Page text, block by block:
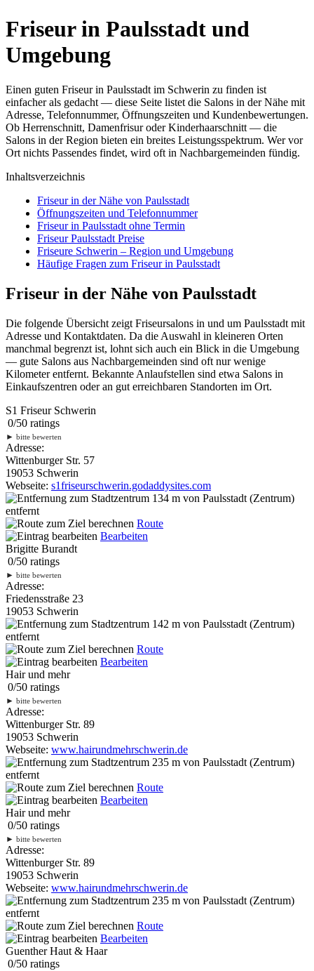
Friseur in Paulsstadt und
Umgebung
Einen guten Friseur in Paulsstadt im Schwerin zu finden ist
einfacher als gedacht — diese Seite listet die Salons in der Nähe mit
Adresse, Telefonnummer, Öffnungszeiten und Kundenbewertungen.
Ob Herrenschnitt, Damenfrisur oder Kinderhaarschnitt — die
Salons in der Region bieten ein breites Leistungsspektrum. Wer vor
Ort nichts Passendes findet, wird oft in Nachbargemeinden fündig.
Inhaltsverzeichnis
Friseur in der Nähe von Paulsstadt
Öffnungszeiten und Telefonnummer
Friseur in Paulsstadt ohne Termin
Friseur Paulsstadt Preise
Friseure Schwerin – Region und Umgebung
Häufige Fragen zum Friseur in Paulsstadt
Friseur in der Nähe von Paulsstadt
Die folgende Übersicht zeigt Friseursalons in und um Paulsstadt mit
Adresse und Kontaktdaten. Da die Auswahl in kleineren Orten
manchmal begrenzt ist, lohnt sich auch ein Blick in die Umgebung
— gute Salons aus Nachbargemeinden sind oft nur wenige
Kilometer entfernt. Bekannte Anlaufstellen sind etwa Salons in
Einkaufszentren oder an gut erreichbaren Standorten im Ort.
S1 Friseur Schwerin
0/50 ratings
► bitte bewerten
Adresse:
Wittenburger Str. 57
19053 Schwerin
Webseite: s1friseurschwerin.godaddysites.com
134 m von Paulsstadt (Zentrum)
entfernt
Route
Bearbeiten
Brigitte Burandt
0/50 ratings
► bitte bewerten
Adresse:
Friedensstraße 23
19053 Schwerin
142 m von Paulsstadt (Zentrum)
entfernt
Route
Bearbeiten
Hair und mehr
0/50 ratings
► bitte bewerten
Adresse:
Wittenburger Str. 89
19053 Schwerin
Webseite: www.hairundmehrschwerin.de
235 m von Paulsstadt (Zentrum)
entfernt
Route
Bearbeiten
Hair und mehr
0/50 ratings
► bitte bewerten
Adresse:
Wittenburger Str. 89
19053 Schwerin
Webseite: www.hairundmehrschwerin.de
235 m von Paulsstadt (Zentrum)
entfernt
Route
Bearbeiten
Guenther Haut & Haar
0/50 ratings